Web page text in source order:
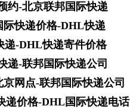
约-北京联邦国际快递
际快递价格-DHL快递
递-DHL快递寄件价格
递-联邦国际快递公司
网点-联邦国际快递公司
递价格-DHL国际快递电话